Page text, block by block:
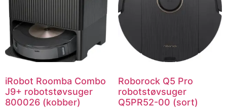
iRobot Roomba Combo
J9+ robotstøvsuger
800026 (kobber)
Roborock Q5 Pro
robotstøvsuger
Q5PR52-00 (sort)